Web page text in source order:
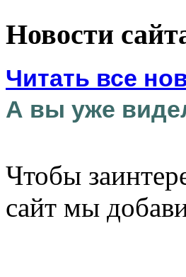
Новости
Читать все
А вы уже
Чтобы
сайт мы